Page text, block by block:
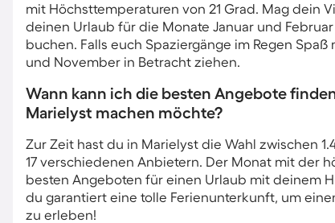
mit Höchsttemperaturen von 21 Grad. Mag dein
deinen Urlaub für die Monate Januar und
buchen. Falls euch Spaziergänge im Regen
und November in Betracht ziehen.
Wann kann ich die besten Angebote
Marielyst machen möchte?
Zur Zeit hast du in Marielyst die Wahl zwischen
17 verschiedenen Anbietern. Der Monat mit der
besten Angeboten für einen Urlaub mit deinem
du garantiert eine tolle Ferienunterkunft, um
zu erleben!